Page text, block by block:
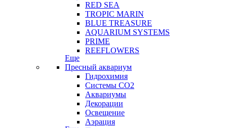
RED SEA
TROPIC MARIN
BLUE TREASURE
AQUARIUM SYSTEMS
PRIME
REEFLOWERS
Еще
Пресный аквариум
Гидрохимия
Системы СО2
Аквариумы
Декорации
Освещение
Аэрация